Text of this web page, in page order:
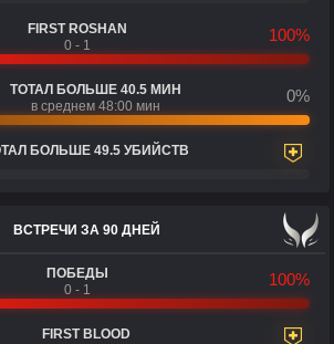
FIRST ROSHAN
0 - 1
100%
ТОТАЛ БОЛЬШЕ 40.5 МИН
в среднем 48:00 мин
0%
БОЛЬШЕ 49.5 УБИЙСТВ
ВСТРЕЧИ ЗА 90 ДНЕЙ
ПОБЕДЫ
0 - 1
100%
FIRST BLOOD